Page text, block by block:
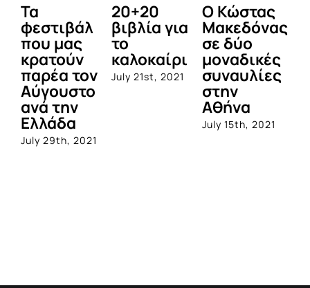
Τα
φεστιβάλ
που μας
κρατούν
παρέα τον
Αύγουστο
ανά την
Ελλάδα
July 29th, 2021
20+20
βιβλία για
το
καλοκαίρι
July 21st, 2021
Ο Κώστας
Μακεδόνας
σε δύο
μοναδικές
συναυλίες
στην
Αθήνα
July 15th, 2021